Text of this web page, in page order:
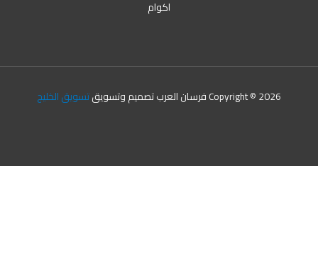
Copyright © 2026 فرسان العرب تصميم وتسويق تسويق الخليج